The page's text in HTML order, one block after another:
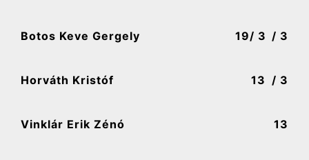
Botos Keve Gergely 19/ 3 / 3
Horváth Kristóf 13 / 3
Vinklár Erik Zénó 13